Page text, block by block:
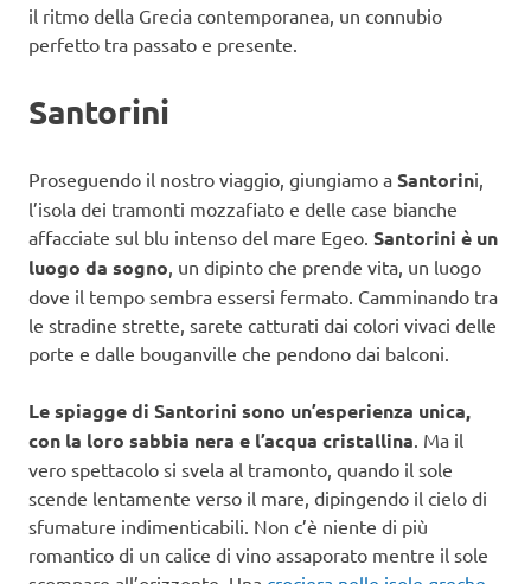
il ritmo della Grecia contemporanea, un connubio
perfetto tra passato e presente.
Santorini
Proseguendo il nostro viaggio, giungiamo a Santorini,
l’isola dei tramonti mozzafiato e delle case bianche
affacciate sul blu intenso del mare Egeo. Santorini è un
luogo da sogno , un dipinto che prende vita, un luogo
dove il tempo sembra essersi fermato. Camminando tra
le stradine strette, sarete catturati dai colori vivaci delle
porte e dalle bouganville che pendono dai balconi.
Le spiagge di Santorini sono un’esperienza unica,
con la loro sabbia nera e l’acqua cristallina . Ma il
vero spettacolo si svela al tramonto, quando il sole
scende lentamente verso il mare, dipingendo il cielo di
sfumature indimenticabili. Non c’è niente di più
romantico di un calice di vino assaporato mentre il sole